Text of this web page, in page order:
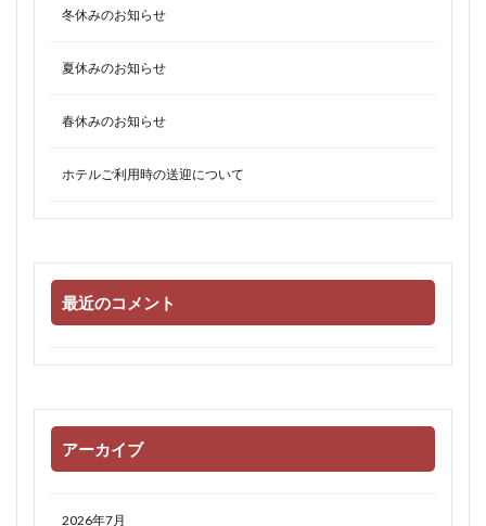
冬休みのお知らせ
夏休みのお知らせ
春休みのお知らせ
ホテルご利用時の送迎について
最近のコメント
アーカイブ
2026年7月